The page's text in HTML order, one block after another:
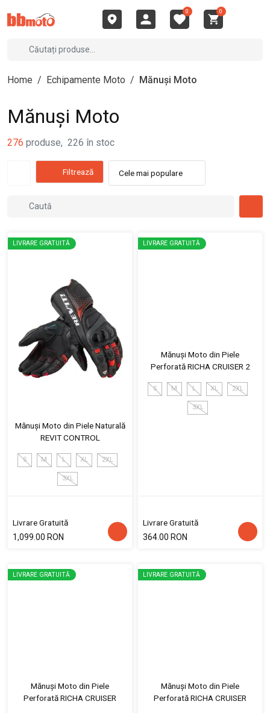
0 0
Home / Echipamente Moto / Mănuși Moto
Mănuși Moto
276 produse, 226 în stoc
Filtrează Cele mai populare
LIVRARE GRATUITĂ
Mănuși Moto din Piele Naturală
REVIT CONTROL
S M L XL 2XL
3XL
Livrare Gratuită
1,099.00 RON
LIVRARE GRATUITĂ
Mănuși Moto din Piele
Perforată RICHA CRUISER 2
S M L XL 2XL
3XL
Livrare Gratuită
364.00 RON
LIVRARE GRATUITĂ
Mănuși Moto din Piele
Perforată RICHA CRUISER
LIVRARE GRATUITĂ
Mănuși Moto din Piele
Perforată RICHA CRUISER